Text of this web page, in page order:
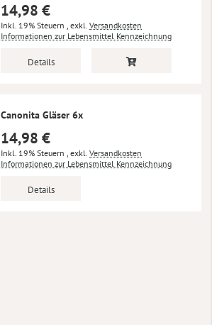
14,98 €
Inkl. 19% Steuern , exkl. Versandkosten
Informationen zur Lebensmittel Kennzeichnung
Details
Canonita Gläser 6x
14,98 €
Inkl. 19% Steuern , exkl. Versandkosten
Informationen zur Lebensmittel Kennzeichnung
Details